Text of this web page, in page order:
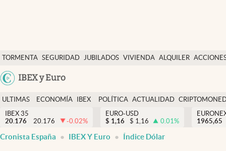
TORMENTA SEGURIDAD JUBILADOS VIVIENDA ALQUILER
USA
IBEX y Euro
Economía y finanzas
Política
Actualidad
Criptomonedas
España
ULTIMAS
NOTICIAS
ECONOMÍA
FINANZAS
IBEX
EURO
POLÍTICA ACTUALIDAD
IBEX 35
20.176
20.176 -0.02%
EURO-USD
$ 1,16 $ 1,16 0.01%
1965,65
Cronista España IBEX Y Euro Índice Dólar